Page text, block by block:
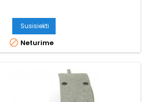
Susisiekti
 Neturime